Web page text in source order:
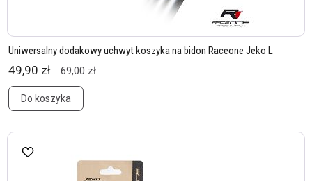
Uniwersalny dodakowy uchwyt koszyka na bidon Raceone Jeko L
49,90 zł 69,00 zł
Do koszyka